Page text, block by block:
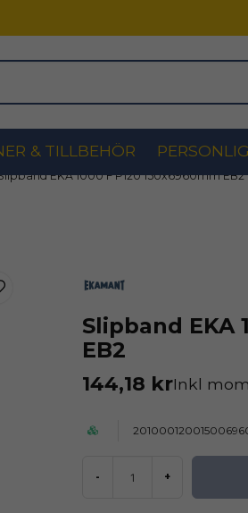
& TILLBEHÖR
EKA 1000 F P120 150x6960mm EB2
Slipband EKA
EB2
144,18 krInkl
- +